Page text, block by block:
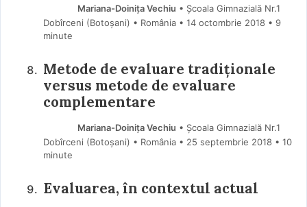
Mariana-Doinița Vechiu • Școala Gimnazială Nr.1
Dobîrceni (Botoşani) • România
14 octombrie 2018 • 9
minute
Metode de evaluare tradiționale
versus metode de evaluare
complementare
Mariana-Doinița Vechiu • Școala Gimnazială Nr.1
Dobîrceni (Botoşani) • România
25 septembrie 2018 • 10
minute
Evaluarea, în contextul actual